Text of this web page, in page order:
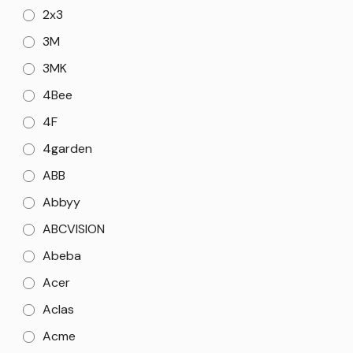
2x3
3M
3MK
4Bee
4F
4garden
ABB
Abbyy
ABCVISION
Abeba
Acer
Aclas
Acme